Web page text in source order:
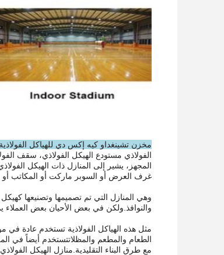
مخزن تشينغداو كيه إكس دي للهياكل
الفولاذي مستودع الهيكل الفولاذي، سقف
غرف العرض أو السوبر ماركت أو المكاتب
وهي المنازل التي تم تصميمها وتصنيعها
والنوافذ.ولكن في بعض الأحيان بعض
مثل هذه الهياكل الفولاذية تستخدم عادة في
الطعام والمطعم والمظلاتتستخدم أيضاً في
مع طرق البناء التقليدية.منازل الهيكل